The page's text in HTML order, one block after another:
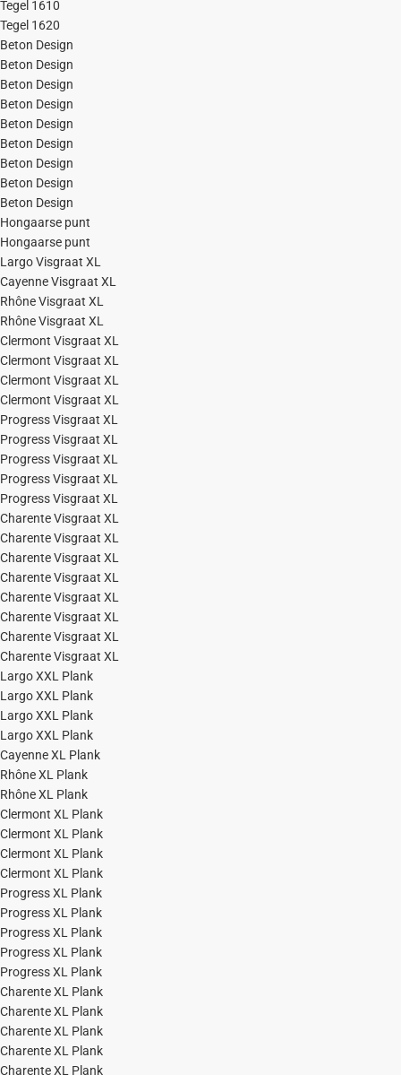
Tegel 1610
Tegel 1620
Beton Design
Beton Design
Beton Design
Beton Design
Beton Design
Beton Design
Beton Design
Beton Design
Beton Design
Hongaarse punt
Hongaarse punt
Largo Visgraat XL
Cayenne Visgraat XL
Rhône Visgraat XL
Rhône Visgraat XL
Clermont Visgraat XL
Clermont Visgraat XL
Clermont Visgraat XL
Clermont Visgraat XL
Progress Visgraat XL
Progress Visgraat XL
Progress Visgraat XL
Progress Visgraat XL
Progress Visgraat XL
Charente Visgraat XL
Charente Visgraat XL
Charente Visgraat XL
Charente Visgraat XL
Charente Visgraat XL
Charente Visgraat XL
Charente Visgraat XL
Charente Visgraat XL
Largo XXL Plank
Largo XXL Plank
Largo XXL Plank
Largo XXL Plank
Cayenne XL Plank
Rhône XL Plank
Rhône XL Plank
Clermont XL Plank
Clermont XL Plank
Clermont XL Plank
Clermont XL Plank
Progress XL Plank
Progress XL Plank
Progress XL Plank
Progress XL Plank
Progress XL Plank
Charente XL Plank
Charente XL Plank
Charente XL Plank
Charente XL Plank
Charente XL Plank